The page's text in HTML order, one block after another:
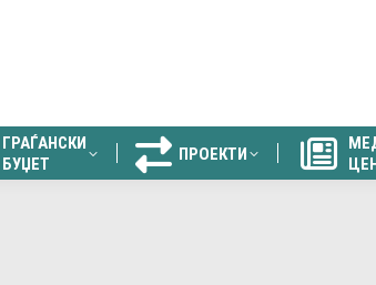
ГРАЃАНСКИ
БУЏЕТ
ПРОЕКТИ